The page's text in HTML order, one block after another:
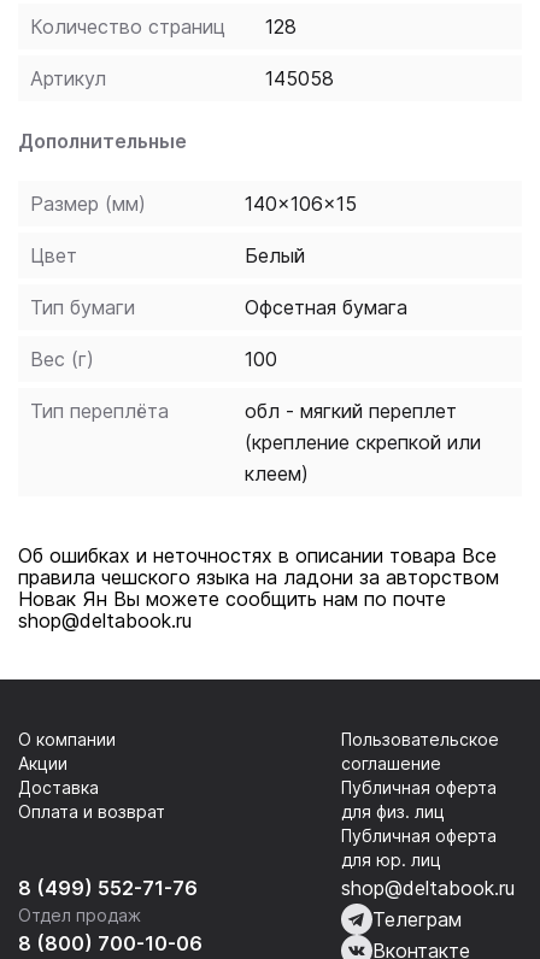
чешский язык.
Количество страниц 128
Артикул 145058
Дополнительные
Размер (мм) 140x106x15
Цвет Белый
Тип бумаги Офсетная бумага
Вес (г) 100
Тип переплёта
обл - мягкий переплет
(крепление скрепкой или
клеем)
Об ошибках и неточностях в описании товара Все
правила чешского языка на ладони за авторством
Новак Ян Вы можете сообщить нам по почте
shop@deltabook.ru
8 (499) 552-71-76
Отдел продаж
8 (800) 700-10-06
О компании
Акции
Доставка
Оплата и возврат
Пользовательское
соглашение
Публичная оферта
для физ. лиц
Публичная оферта
для юр. лиц
shop@deltabook.ru
Телеграм
Вконтакте